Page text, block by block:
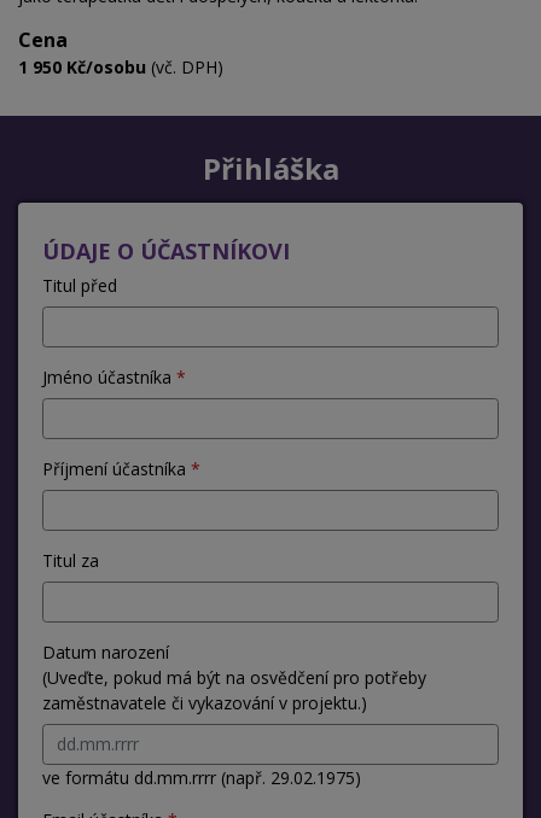
Cena
1 950 Kč/osobu (vč. DPH)
Přihláška
ÚDAJE O ÚČASTNÍKOVI
Titul před
Jméno účastníka
Příjmení účastníka
Titul za
Datum narození
(Uveďte, pokud má být na osvědčení pro potřeby
zaměstnavatele či vykazování v projektu.)
ve formátu dd.mm.rrrr (např. 29.02.1975)